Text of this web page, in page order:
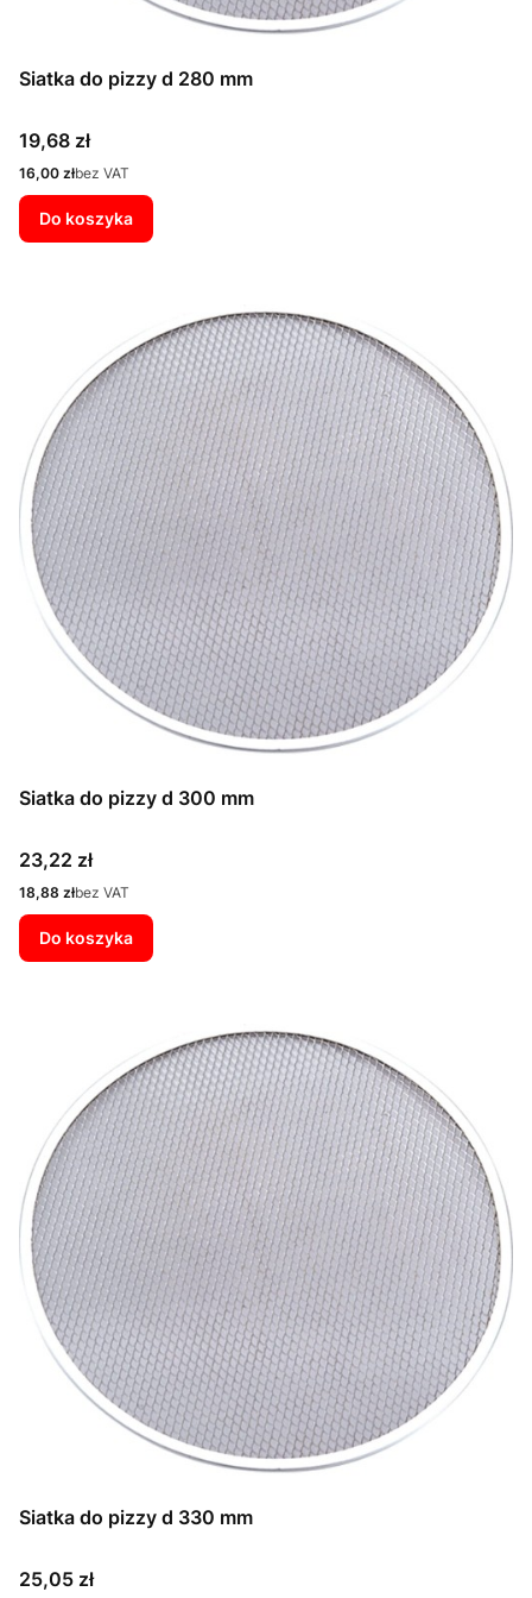
Siatka do pizzy d 280 mm
Cena
19,68 zł
Cena
16,00 złbez VAT
Do koszyka
Siatka do pizzy d 300 mm
Cena
23,22 zł
Cena
18,88 złbez VAT
Do koszyka
Siatka do pizzy d 330 mm
Cena
25,05 zł